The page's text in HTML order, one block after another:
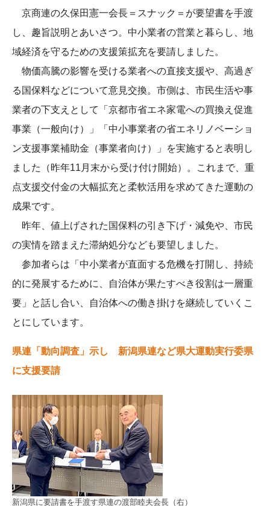
京商連の久保田憲一会長＝スナック＝が要望書を手渡
し、趣旨説明とあいさつ。中小業者の営業と暮らし、地
域経済を守るための支援策拡充を要請しました。
物価高騰の影響を受ける業者への直接支援や、高過ぎ
る国保料などについて意見交換。市側は、市民生活や事
業者の下支えとして「京都市省エネ家電への買換え促進
事業（一般向け）」「中小事業者の省エネリノベーショ
ン支援事業補助金（事業者向け）」を実施すると表明し
ました（昨年11月末から受け付け開始）。これまで、重
点支援交付金の大幅拡充と柔軟活用を求めてきた運動の
成果です。
昨年、値上げされた国保料の引き下げ・減免や、市民
の実情を踏まえた滞納処分なども要望しました。
参加者らは「中小業者が直面する危機を打開し、持続
的に発展するために、自治体が果たすべき役割は一層重
要」と話し合い、自治体への働き掛けを継続していくこ
とにしています。
県連「動向調査」示し 新潟県連など県大運動実行委県
に支援要請
新潟県に要請書を手渡す県連の渡部睦夫会長（右）